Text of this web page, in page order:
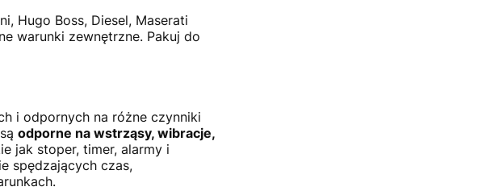
Hugo Boss, Diesel, Maserati
warunki zewnętrzne. Pakuj do
i odpornych na różne czynniki
sąodporne na wstrząsy, wibracje,
jak stoper, timer, alarmy i
spędzających czas,